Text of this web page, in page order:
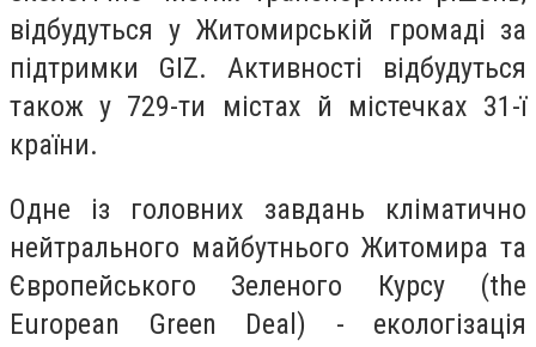
відбудуться у Житомирській громаді за
підтримки GIZ. Активності відбудуться
також у 729-ти містах й містечках 31-ї
країни.
Одне із головних завдань кліматично
нейтрального майбутнього Житомира та
Європейського Зеленого Курсу (the
European Green Deal) - екологізація